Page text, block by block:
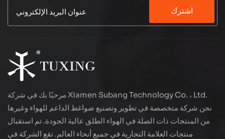
اشترك
مرحبًا بك في شركة Xiamen Subang Technology Co. ، Ltd.
نحن شركة متخصصة في تطوير وتصنيع ضواغط الداعم للهواء وغيرها
من المنتجات ذات الصلة في الهواء الطلق عالية الجودة. تم استقبال
منتجات العلامة التجارية في جميع أنحاء العالم. تقع الشركة في